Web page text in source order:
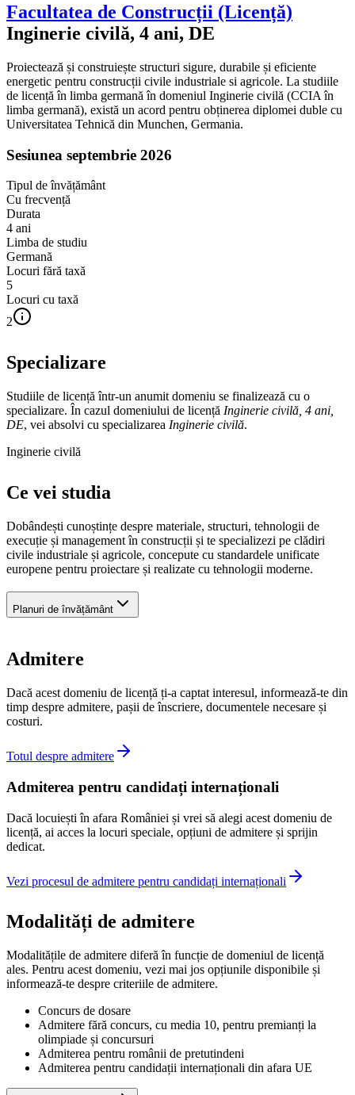
Facultatea de Construcții (Licență)
Inginerie civilă, 4 ani, DE
Proiectează și construiește structuri sigure, durabile și eficiente
energetic pentru construcții civile industriale si agricole. La studiile
de licență în limba germană în domeniul Inginerie civilă (CCIA în
limba germană), există un acord pentru obținerea diplomei duble cu
Universitatea Tehnică din Munchen, Germania.
Sesiunea septembrie 2026
Tipul de învățământ
Cu frecvență
Durata
4 ani
Limba de studiu
Germană
Locuri fără taxă
5
Locuri cu taxă
2
Specializare
Studiile de licență într-un anumit domeniu se finalizează cu o
specializare. În cazul domeniului de licență Inginerie civilă, 4 ani,
DE, vei absolvi cu specializarea Inginerie civilă.
Inginerie civilă
Ce vei studia
Dobândești cunoștințe despre materiale, structuri, tehnologii de
execuție și management în construcții și te specializezi pe clădiri
civile industriale și agricole, concepute cu standardele unificate
europene pentru proiectare și realizate cu tehnologii moderne.
Planuri de învățământ
Admitere
Dacă acest domeniu de licență ți-a captat interesul, informează-te din
timp despre admitere, pașii de înscriere, documentele necesare și
costuri.
Totul despre admitere
Admiterea pentru candidați internaționali
Dacă locuiești în afara României și vrei să alegi acest domeniu de
licență, ai acces la locuri speciale, opțiuni de admitere și sprijin
dedicat.
Vezi procesul de admitere pentru candidați internaționali
Modalități de admitere
Modalitățile de admitere diferă în funcție de domeniul de licență
ales. Pentru acest domeniu, vezi mai jos opțiunile disponibile și
informează-te despre criteriile de admitere.
Concurs de dosare
Admitere fără concurs, cu media 10, pentru premianți la
olimpiade și concursuri
Admiterea pentru românii de pretutindeni
Admiterea pentru candidații internaționali din afara UE